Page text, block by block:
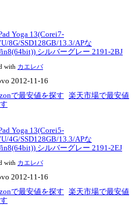
Yoga 13(Corei7-
8G/SSD128GB/13.3/APな
シルバーグレー 2191-2BJ
with カエレバ
2012-11-16
で最安値を探す
楽天市場で最安値
Yoga 13(Corei5-
4G/SSD128GB/13.3/APな
シルバーグレー 2191-2EJ
with カエレバ
2012-11-16
で最安値を探す
楽天市場で最安値